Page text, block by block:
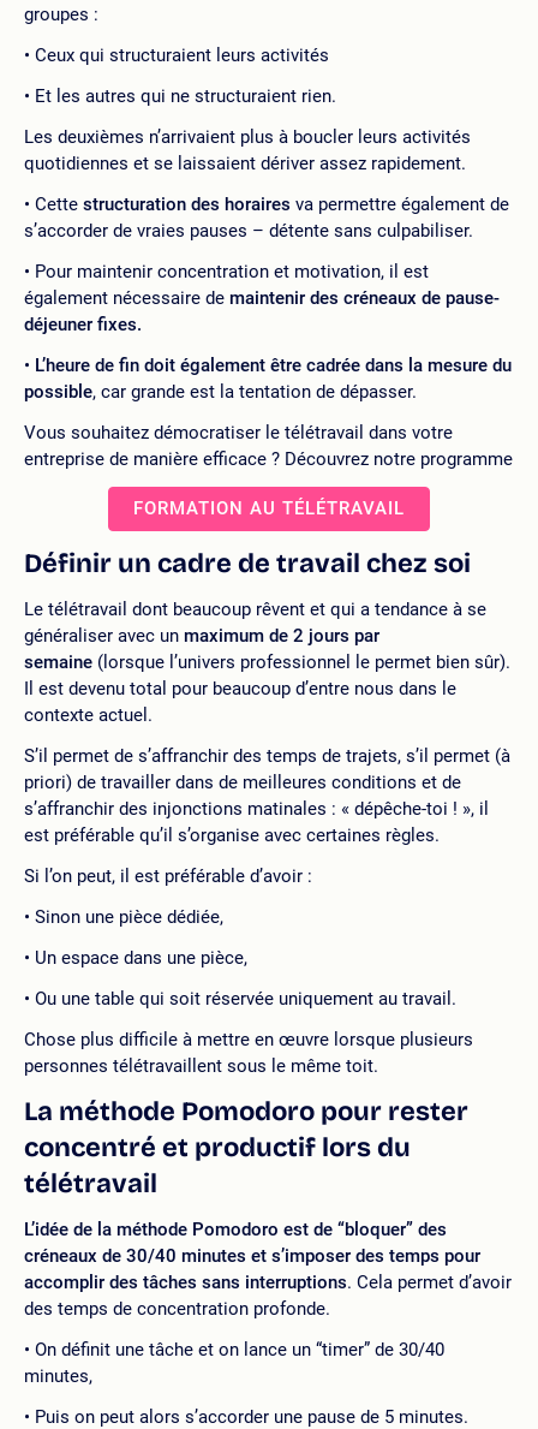
groupes :
Ceux qui structuraient leurs activités
Et les autres qui ne structuraient rien.
Les deuxièmes n’arrivaient plus à boucler leurs activités
quotidiennes et se laissaient dériver assez rapidement.
Cette structuration des horaires va permettre également de
s’accorder de vraies pauses – détente sans culpabiliser.
Pour maintenir concentration et motivation, il est
également nécessaire de maintenir des créneaux de pause-
déjeuner fixes.
L’heure de fin doit également être cadrée dans la mesure du
possible, car grande est la tentation de dépasser.
Vous souhaitez démocratiser le télétravail dans votre
entreprise de manière efficace ? Découvrez notre programme
FORMATION AU TÉLÉTRAVAIL
Définir un cadre de travail chez soi
Le télétravail dont beaucoup rêvent et qui a tendance à se
généraliser avec un maximum de 2 jours par
semaine (lorsque l’univers professionnel le permet bien sûr).
Il est devenu total pour beaucoup d’entre nous dans le
contexte actuel.
S’il permet de s’affranchir des temps de trajets, s’il permet (à
priori) de travailler dans de meilleures conditions et de
s’affranchir des injonctions matinales : « dépêche-toi ! », il
est préférable qu’il s’organise avec certaines règles.
Si l’on peut, il est préférable d’avoir :
Sinon une pièce dédiée,
Un espace dans une pièce,
Ou une table qui soit réservée uniquement au travail.
Chose plus difficile à mettre en œuvre lorsque plusieurs
personnes télétravaillent sous le même toit.
La méthode Pomodoro pour rester
concentré et productif lors du
télétravail
L’idée de la méthode Pomodoro est de “bloquer” des
créneaux de 30/40 minutes et s’imposer des temps pour
accomplir des tâches sans interruptions. Cela permet d’avoir
des temps de concentration profonde.
On définit une tâche et on lance un “timer” de 30/40
minutes,
Puis on peut alors s’accorder une pause de 5 minutes.